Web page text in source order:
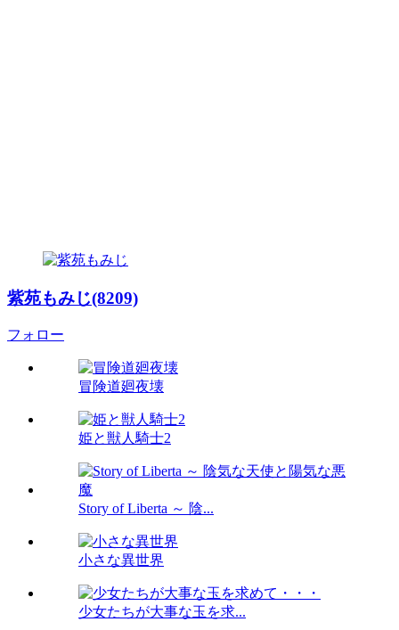
紫苑もみじ(8209)
フォロー
冒険道廻夜壊
姫と獣人騎士2
Story of Liberta ～ 陰...
小さな異世界
少女たちが大事な玉を求...